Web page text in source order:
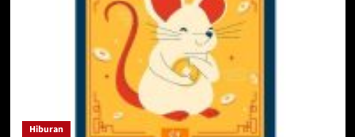
Hiburan